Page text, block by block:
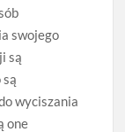
swojego
są
wyciszania
one